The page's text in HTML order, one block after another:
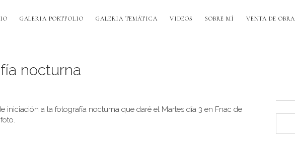
GALERIA PORTFOLIO GALERIA TEMÁTICA VIDEOS SOBRE MÍ VENTA DE OBRA
nocturna
iniciación a la fotografía nocturna que daré el Martes día 3 en Fnac de